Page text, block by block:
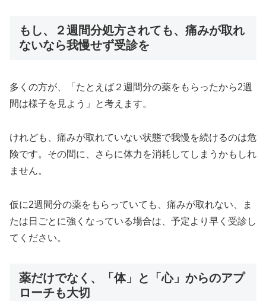
もし、２週間分処方されても、痛みが取れ
ないなら我慢せず受診を
多くの方が、「たとえば２週間分の薬をもらったから2週
間は様子を見よう」と考えます。
けれども、痛みが取れていない状態で我慢を続けるのは危
険です。その間に、さらに体力を消耗してしまうかもしれ
ません。
仮に2週間分の薬をもらっていても、痛みが取れない、ま
たは日ごとに強くなっている場合は、予定より早く受診し
てください。
薬だけでなく、「体」と「心」からのアプ
ローチも大切